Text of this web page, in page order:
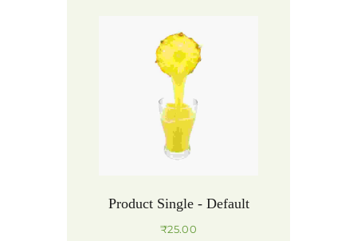
Product Single - Default
₹25.00